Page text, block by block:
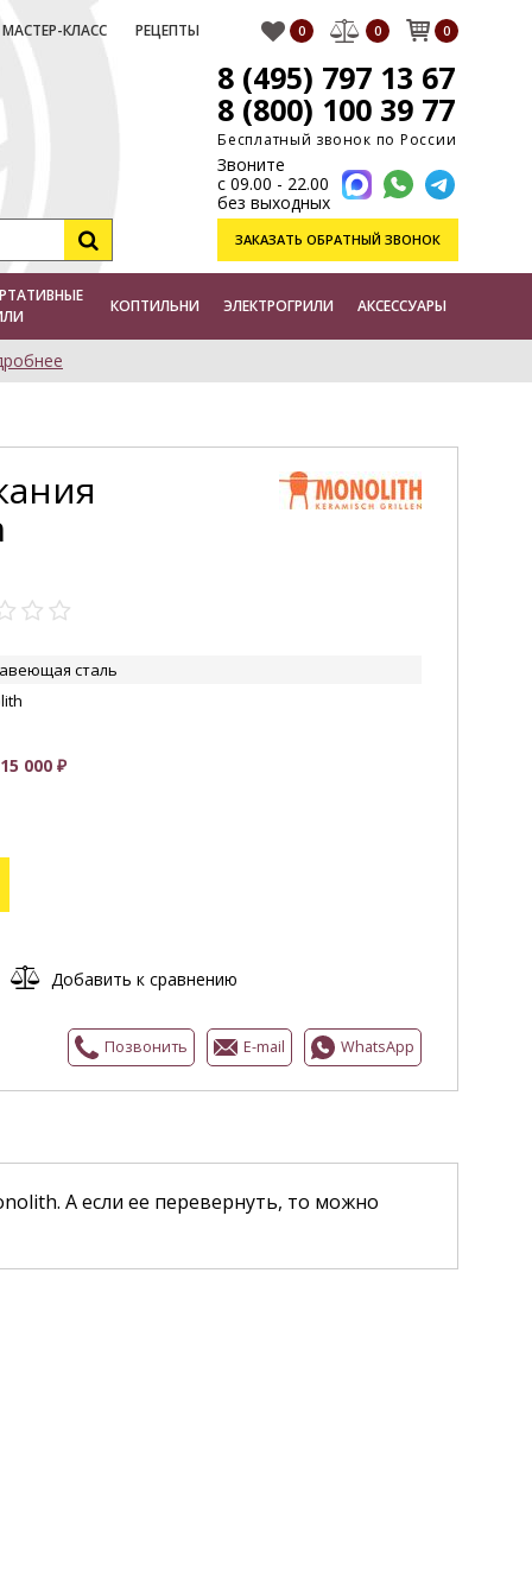
МАСТЕР-КЛАСС РЕЦЕПТЫ 0 0 0
8 (495) 797 13 67
8 (800) 100 39 77
Бесплатный звонок по России
Звоните
с 09.00 - 22.00
без выходных
ЗАКАЗАТЬ ОБРАТНЫЙ ЗВОНОК
КОПТИЛЬНИ ЭЛЕКТРОГРИЛИ АКСЕССУАРЫ
сталь
000 ₽
Добавить к сравнению
Позвонить E-mail WhatsApp
А если ее перевернуть, то можно